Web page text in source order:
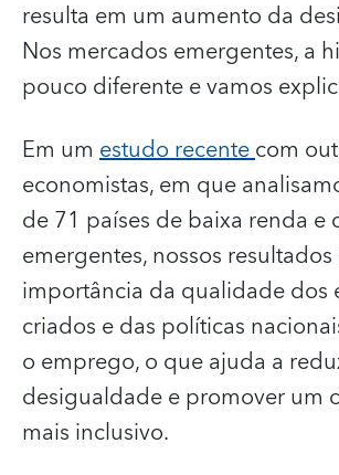
resulta em um aumento da
Nos mercados emergentes, a
pouco diferente e vamos
Em um estudo recentecom
economistas, em que
de 71 países de baixa renda e
emergentes, nossos
importância da qualidade dos
criados e das políticas
o emprego, o que ajuda a
desigualdade e promover um
mais inclusivo.